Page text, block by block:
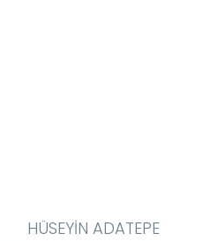
HÜSEYİN ADATEPE